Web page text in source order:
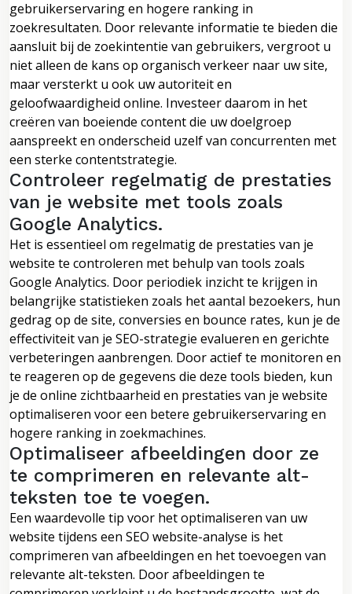
gebruikerservaring en hogere ranking in
zoekresultaten. Door relevante informatie te bieden die
aansluit bij de zoekintentie van gebruikers, vergroot u
niet alleen de kans op organisch verkeer naar uw site,
maar versterkt u ook uw autoriteit en
geloofwaardigheid online. Investeer daarom in het
creëren van boeiende content die uw doelgroep
aanspreekt en onderscheid uzelf van concurrenten met
een sterke contentstrategie.
Controleer regelmatig de prestaties
van je website met tools zoals
Google Analytics.
Het is essentieel om regelmatig de prestaties van je
website te controleren met behulp van tools zoals
Google Analytics. Door periodiek inzicht te krijgen in
belangrijke statistieken zoals het aantal bezoekers, hun
gedrag op de site, conversies en bounce rates, kun je de
effectiviteit van je SEO-strategie evalueren en gerichte
verbeteringen aanbrengen. Door actief te monitoren en
te reageren op de gegevens die deze tools bieden, kun
je de online zichtbaarheid en prestaties van je website
optimaliseren voor een betere gebruikerservaring en
hogere ranking in zoekmachines.
Optimaliseer afbeeldingen door ze
te comprimeren en relevante alt-
teksten toe te voegen.
Een waardevolle tip voor het optimaliseren van uw
website tijdens een SEO website-analyse is het
comprimeren van afbeeldingen en het toevoegen van
relevante alt-teksten. Door afbeeldingen te